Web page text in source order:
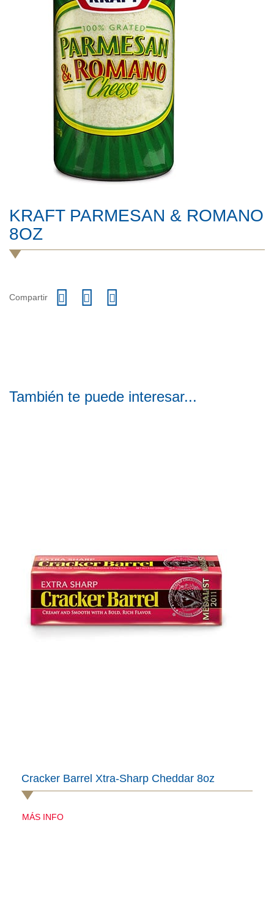
KRAFT PARMESAN & ROMANO
8OZ
Compartir
También te puede interesar...
Cracker Barrel Xtra-Sharp Cheddar 8oz
MÁS INFO